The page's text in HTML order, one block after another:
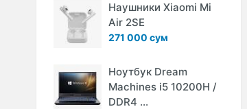
Наушники Xiaomi Mi
Air 2SE
271 000 сум
Ноутбук Dream
Machines i5 10200H /
DDR4 ...